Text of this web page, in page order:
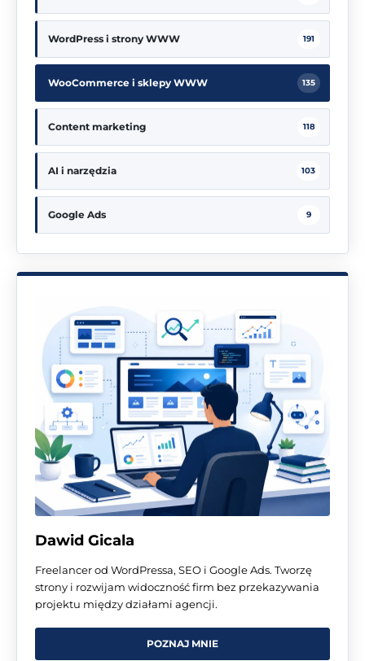
WordPress i strony WWW 191
WooCommerce i sklepy WWW 135
Content marketing 118
AI i narzędzia 103
Google Ads 9
Dawid Gicala
Freelancer od WordPressa, SEO i Google Ads. Tworzę
strony i rozwijam widoczność firm bez przekazywania
projektu między działami agencji.
POZNAJ MNIE